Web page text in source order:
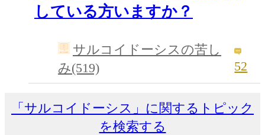
している方いますか？
サルコイドーシスの苦し
み(519)
52
「サルコイドーシス」に関するトピック
を検索する